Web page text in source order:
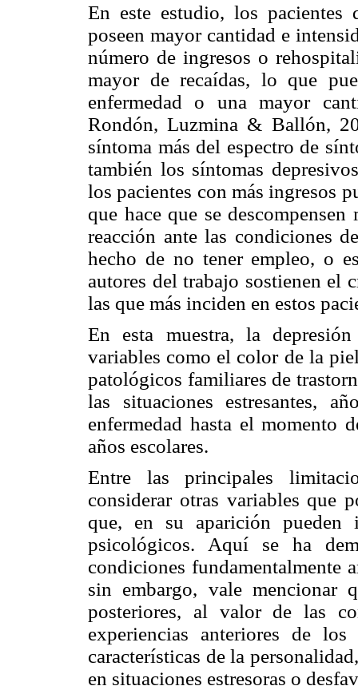
En este estudio, los pacientes
poseen mayor cantidad e
número de ingresos o
mayor de recaídas, lo que
enfermedad o una mayor
Rondón, Luzmina & Ballón,
síntoma más del espectro de
también los síntomas
los pacientes con más ingresos
que hace que se
reacción ante las condiciones
hecho de no tener empleo, o
autores del trabajo sostienen el
las que más inciden en estos
En esta muestra, la
variables como el color de la
patológicos familiares de
las situaciones estresantes,
enfermedad hasta el momento
años escolares.
Entre las principales
considerar otras variables que
que, en su aparición pueden
psicológicos. Aquí se ha
condiciones fundamentalmente
sin embargo, vale mencionar
posteriores, al valor de las
experiencias anteriores de los
características de la
en situaciones estresoras o